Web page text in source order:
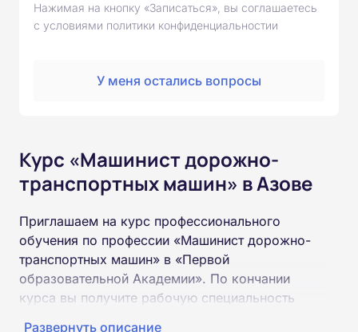
Нажимая на кнопку «Записаться», вы соглашаетесь
с условиями политики конфиденциальностии
У меня остались вопросы
Курс «Машинист дорожно-
транспортных машин» в Азове
Приглашаем на курс профессионального
обучения по профессии «Машинист дорожно-
транспортных машин» в «Первой
образовательной Академии». По кончании
курса вы получите рабочую специальность
Развернуть описание